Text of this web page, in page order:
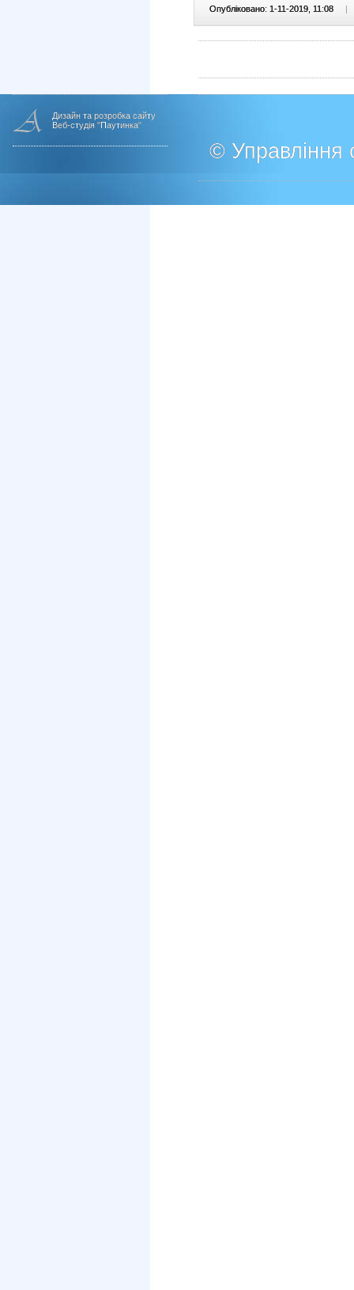
Опубліковано: 1-11-2019, 11:08 |
Дизайн та розробка сайту
Веб-студія "Паутинка"
© Управління